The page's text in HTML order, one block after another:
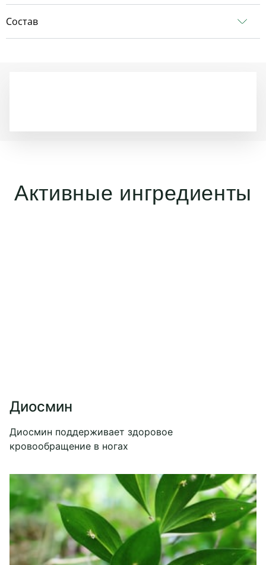
Состав
Активные ингредиенты
Диосмин
Диосмин поддерживает здоровое
кровообращение в ногах